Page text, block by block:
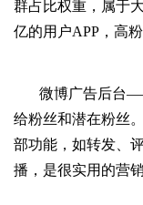
群占比权重， 属于
亿的用户APP ， 高
微博广告后台
给粉丝和潜在粉丝
部功能，如转发、
播，是很实用的营销